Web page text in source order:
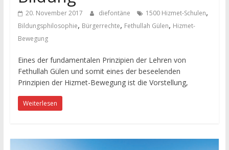
20. November 2017 diefontäne 1500 Hizmet-Schulen,
Bildungsphilosophie, Bürgerrechte, Fethullah Gülen, Hizmet-
Bewegung
Eines der fundamentalen Prinzipien der Lehren von
Fethullah Gülen und somit eines der beseelenden
Prinzipien der Hizmet-Bewegung ist die Vorstellung,
Weiterlesen